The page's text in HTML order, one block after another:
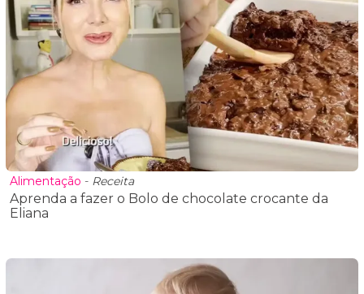
Alimentação - Receita
Aprenda a fazer o Bolo de chocolate crocante da
Eliana